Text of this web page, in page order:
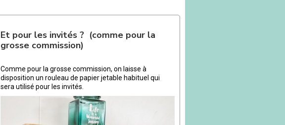
Et pour les invités ? (comme pour la
grosse commission)
Comme pour la grosse commission, on laisse à
disposition un rouleau de papier jetable habituel qui
sera utilisé pour les invités.